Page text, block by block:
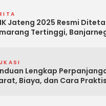
Jateng 2025 Resmi
Tertinggi,
Lengkap
Biaya, dan Cara